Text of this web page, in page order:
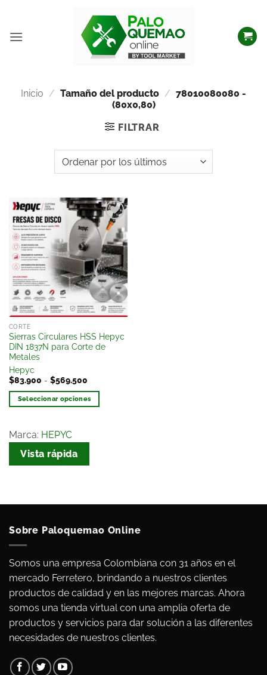
Inicio / Tamaño del producto / 78010080080 -
(80x0,80)
FILTRAR
Añadir
a la
lista
de
deseos
CORTE
Sierras Circulares HSS Hepyc
DIN 1837N para Corte de
Metales
Hepyc
$83.900 - $569.500
Seleccionar opciones
Marca: HEPYC
Vista rápida
Sobre Paloquemao Online
Somos una empresa Colombiana con 31 años en el
mercado Ferretero, brindando a nuestros clientes
productos de calidad y en las mejores marcas. Ahora
somos una tienda virtual con una amplia oferta de
productos y servicios para dar solución a las diferentes
necesidades de nuestros clientes.